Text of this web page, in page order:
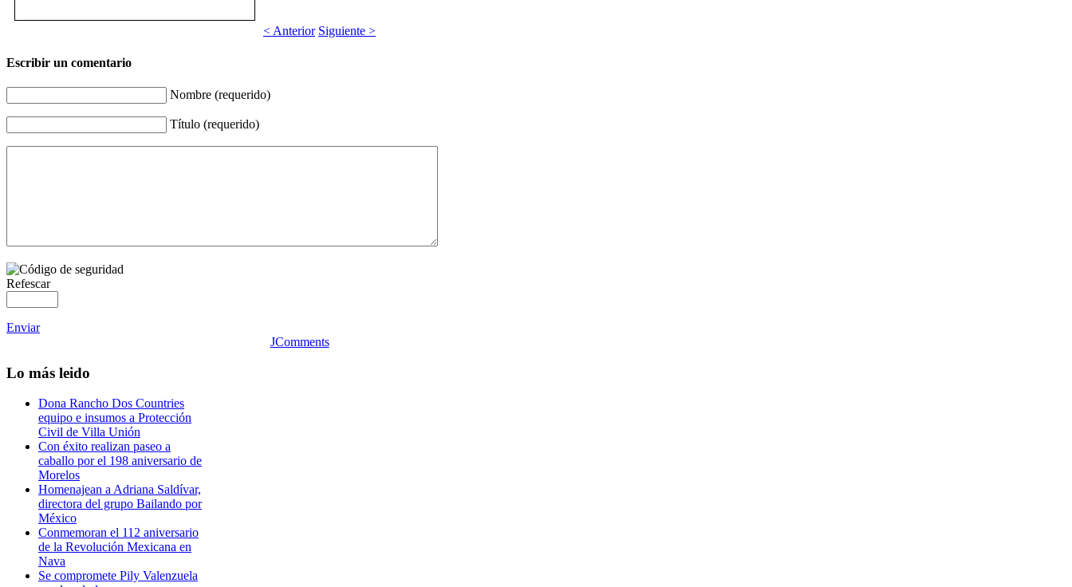
< Anterior Siguiente >
Escribir un comentario
Nombre (requerido)
Título (requerido)
Refescar
Enviar
JComments
Lo más leido
Dona Rancho Dos Countries
equipo e insumos a Protección
Civil de Villa Unión
Con éxito realizan paseo a
caballo por el 198 aniversario de
Morelos
Homenajean a Adriana Saldívar,
directora del grupo Bailando por
México
Conmemoran el 112 aniversario
de la Revolución Mexicana en
Nava
Se compromete Pily Valenzuela